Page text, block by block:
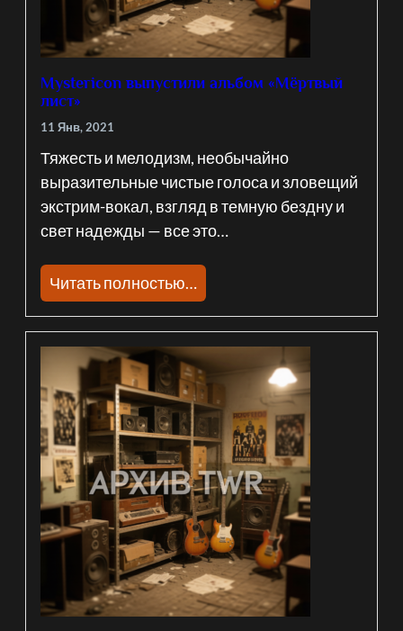
Mystericon выпустили альбом «Мёртвый
лист»
11 Янв, 2021
Тяжесть и мелодизм, необычайно
выразительные чистые голоса и зловещий
экстрим-вокал, взгляд в темную бездну и
свет надежды — все это…
Читать полностью…